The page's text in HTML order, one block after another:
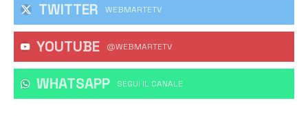
TWITTER WEBMARTETV
YOUTUBE @WEBMARTETV
WHATSAPP ‎SEGUI IL CANALE